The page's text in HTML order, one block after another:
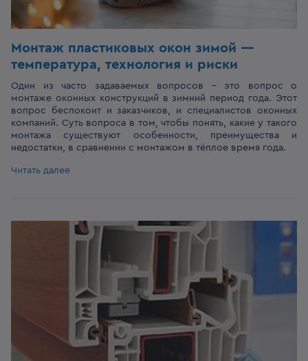
Монтаж пластиковых окон зимой —
температура, технология и риски
Один из часто задаваемых вопросов – это вопрос о
монтаже оконных конструкций в зимний период года. Этот
вопрос беспокоит и заказчиков, и специалистов оконных
компаний. Суть вопроса в том, чтобы понять, какие у такого
монтажа существуют особенности, преимущества и
недостатки, в сравнении с монтажом в тёплое время года.
Читать далее